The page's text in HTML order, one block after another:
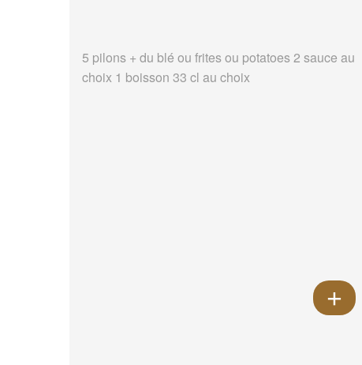
5 pilons + du blé ou frites ou potatoes 2 sauce au
choix 1 boisson 33 cl au choix